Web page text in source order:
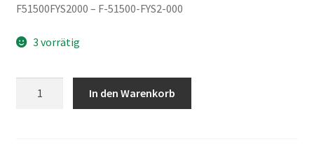
F51500FYS2000 – F-51500-FYS2-000
3 vorrätig
In den Warenkorb